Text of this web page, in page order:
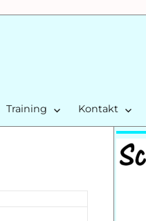
Training Kontakt